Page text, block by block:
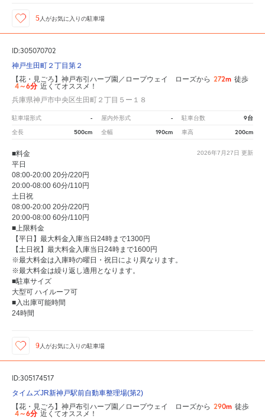
5人がお気に入りの駐車場
ID:305070702
神戸生田町２丁目第２
【花・見ごろ】神戸布引ハーブ園／ロープウェイ ローズから 272m 徒歩
4～6分 近くてオススメ！
兵庫県神戸市中央区生田町２丁目５ー１８
駐車場形式 - 屋内外形式 - 駐車台数 9台
全長 500cm 全幅 190cm 車高 200cm
2026年7月27日 更新
■料金
平日
08:00-20:00 20分/220円
20:00-08:00 60分/110円
土日祝
08:00-20:00 20分/220円
20:00-08:00 60分/110円
■上限料金
【平日】最大料金入庫当日24時まで1300円
【土日祝】最大料金入庫当日24時まで1600円
※最大料金は入庫時の曜日・祝日により異なります。
※最大料金は繰り返し適用となります。
■駐車サイズ
大型可 ハイルーフ可
■入出庫可能時間
24時間
9人がお気に入りの駐車場
ID:305174517
タイムズJR新神戸駅前自動車整理場(第2)
【花・見ごろ】神戸布引ハーブ園／ロープウェイ ローズから 290m 徒歩
4～6分 近くてオススメ！